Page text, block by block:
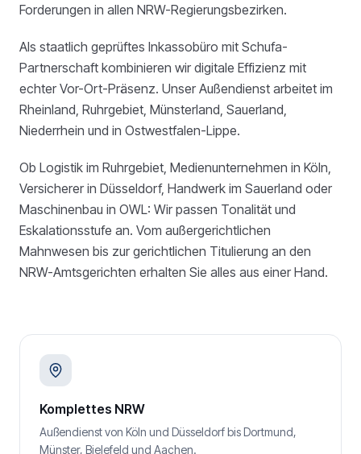
Forderungen in allen NRW-Regierungsbezirken.
Als staatlich geprüftes Inkassobüro mit Schufa-
Partnerschaft kombinieren wir digitale Effizienz mit
echter Vor-Ort-Präsenz. Unser Außendienst arbeitet im
Rheinland, Ruhrgebiet, Münsterland, Sauerland,
Niederrhein und in Ostwestfalen-Lippe.
Ob Logistik im Ruhrgebiet, Medienunternehmen in Köln,
Versicherer in Düsseldorf, Handwerk im Sauerland oder
Maschinenbau in OWL: Wir passen Tonalität und
Eskalationsstufe an. Vom außergerichtlichen
Mahnwesen bis zur gerichtlichen Titulierung an den
NRW-Amtsgerichten erhalten Sie alles aus einer Hand.
Komplettes NRW
Außendienst von Köln und Düsseldorf bis Dortmund,
Münster, Bielefeld und Aachen.